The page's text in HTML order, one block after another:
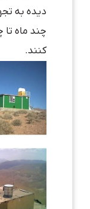
دیده به
چند ماه
کنند.